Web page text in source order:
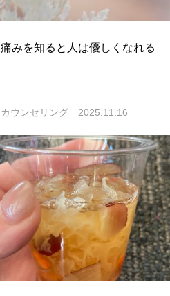
痛みを知ると人は優しくなれる
カウンセリング 2025.11.16